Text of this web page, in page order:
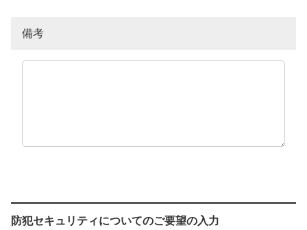
備考
防犯セキュリティについてのご要望の入力